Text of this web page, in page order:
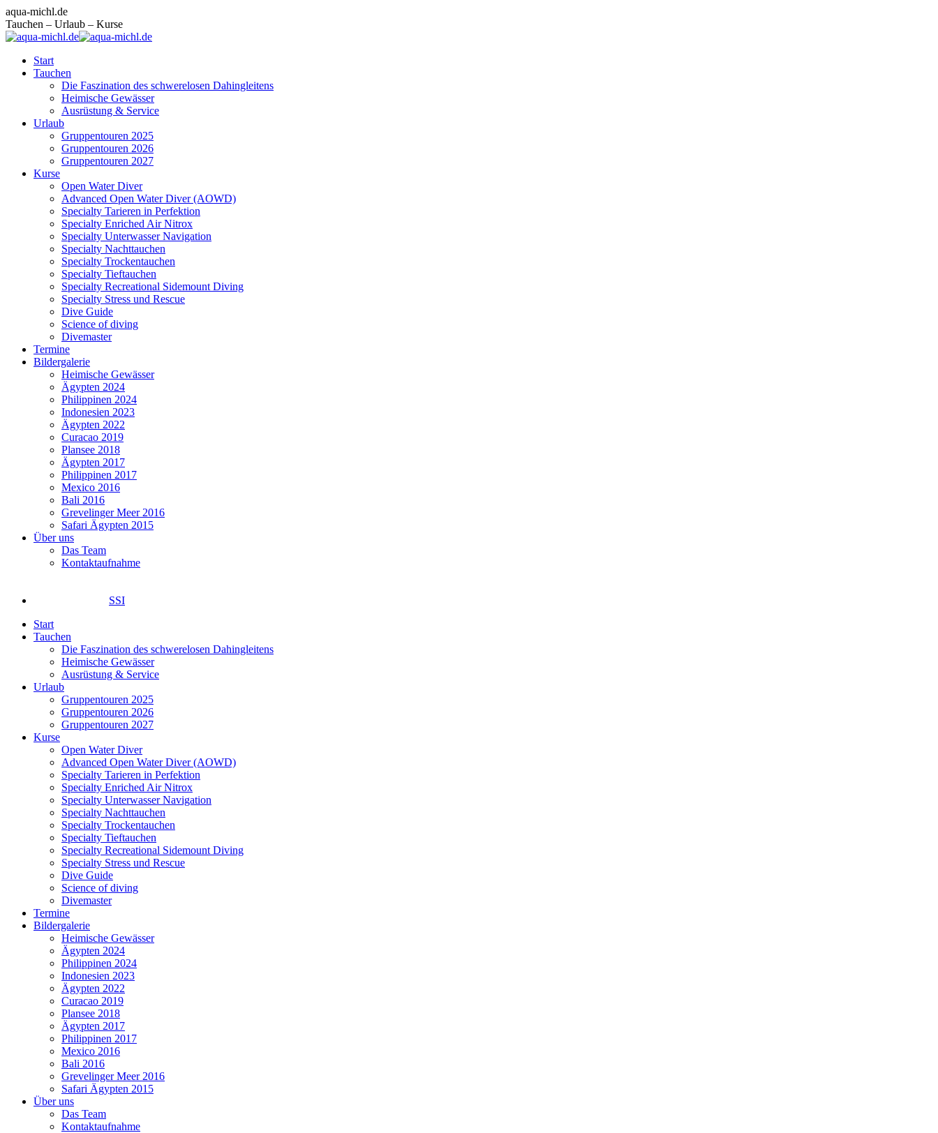
Zum
Inhalt
springen
Facebook
page
opens
new
window
Instagram
page
opens
new
window
E-
Mail
page
new
aqua-michl.de
Tauchen – Urlaub – Kurse
Start
Tauchen
Die Faszination des schwerelosen Dahingleitens
Heimische Gewässer
Ausrüstung & Service
Urlaub
Gruppentouren 2025
Gruppentouren 2026
Gruppentouren 2027
Kurse
Open Water Diver
Advanced Open Water Diver (AOWD)
Specialty Tarieren in Perfektion
Specialty Enriched Air Nitrox
Specialty Unterwasser Navigation
Specialty Nachttauchen
Specialty Trockentauchen
Specialty Tieftauchen
Specialty Recreational Sidemount Diving
Specialty Stress und Rescue
Dive Guide
Science of diving
Divemaster
Termine
Bildergalerie
Heimische Gewässer
Ägypten 2024
Philippinen 2024
Indonesien 2023
Ägypten 2022
Curacao 2019
Plansee 2018
Ägypten 2017
Philippinen 2017
Mexico 2016
Bali 2016
Grevelinger Meer 2016
Safari Ägypten 2015
Über uns
Das Team
Kontaktaufnahme
SSI
Start
Tauchen
Die Faszination des schwerelosen Dahingleitens
Heimische Gewässer
Ausrüstung & Service
Urlaub
Gruppentouren 2025
Gruppentouren 2026
Gruppentouren 2027
Kurse
Open Water Diver
Advanced Open Water Diver (AOWD)
Specialty Tarieren in Perfektion
Specialty Enriched Air Nitrox
Specialty Unterwasser Navigation
Specialty Nachttauchen
Specialty Trockentauchen
Specialty Tieftauchen
Specialty Recreational Sidemount Diving
Specialty Stress und Rescue
Dive Guide
Science of diving
Divemaster
Termine
Bildergalerie
Heimische Gewässer
Ägypten 2024
Philippinen 2024
Indonesien 2023
Ägypten 2022
Curacao 2019
Plansee 2018
Ägypten 2017
Philippinen 2017
Mexico 2016
Bali 2016
Grevelinger Meer 2016
Safari Ägypten 2015
Über uns
Das Team
Kontaktaufnahme